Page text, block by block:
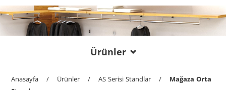
Ürünler
Anasayfa / Ürünler / AS Serisi Standlar /
Mağaza Orta